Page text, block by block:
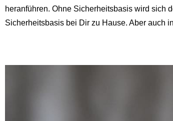
heranführen. Ohne Sicherheitsbasis wird sich
Sicherheitsbasis bei Dir zu Hause. Aber auch